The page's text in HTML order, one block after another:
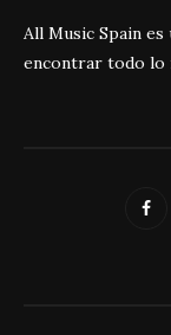
All Music Spain
encontrar todo lo